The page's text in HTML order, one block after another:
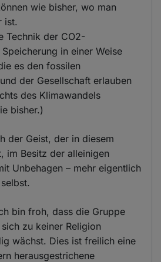
wie bisher, wo man
ist.
Technik der CO2-
in einer Weise
es den fossilen
der Gesellschaft erlauben
des Klimawandels
bisher.)
der Geist, der in diesem
im Besitz der alleinigen
Unbehagen – mehr eigentlich
bin froh, dass die Gruppe
zu keiner Religion
wächst. Dies ist freilich eine
herausgestrichene